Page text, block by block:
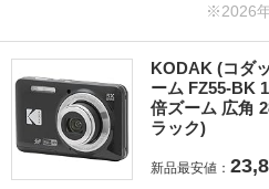
※2026
KODAK (コダ
ーム FZ55-BK
倍ズーム 広角
ラック)
新品最安値：